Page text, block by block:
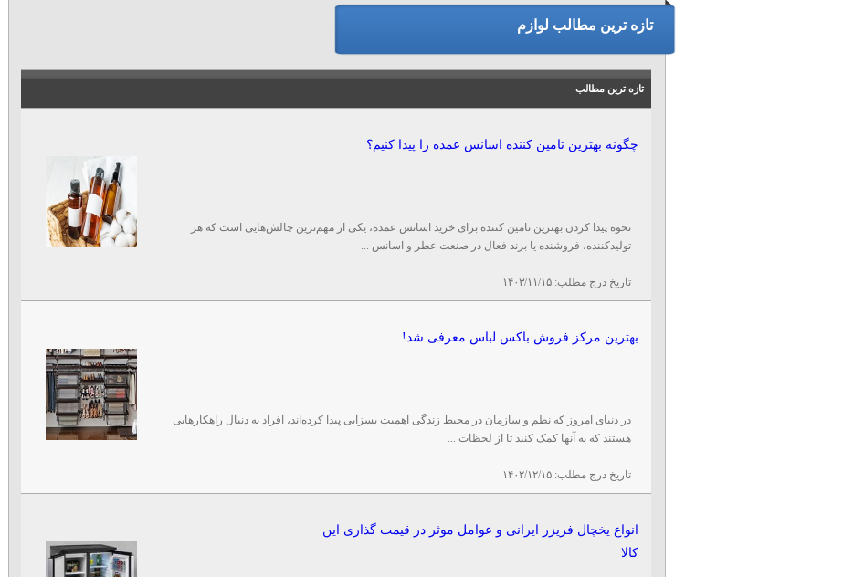
تازه ترین مطالب لوازم
تازه ترین مطالب
چگونه بهترین تامین کننده اسانس عمده را پیدا کنیم؟
نحوه پیدا کردن بهترین تامین کننده برای خرید اسانس عمده، یکی از مهم‌ترین چالش‌هایی است که هر
تولیدکننده، فروشنده یا برند فعال در صنعت عطر و اسانس ...
تاریخ درج مطلب:۱۴۰۳/۱۱/۱۵
بهترین مرکز فروش باکس لباس معرفی شد!
در دنیای امروز که نظم و سازمان در محیط زندگی اهمیت بسزایی پیدا کرده‌اند، افراد به دنبال راهکارهایی
هستند که به آنها کمک کنند تا از لحظات ...
تاریخ درج مطلب:۱۴۰۲/۱۲/۱۵
انواع یخچال فریزر ایرانی و عوامل موثر در قیمت گذاری این
کالا